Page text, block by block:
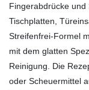
Fingerabdrücke und
Tischplatten,
Streifenfrei-Formel
mit dem glatten
Reinigung. Die
oder Scheuermittel